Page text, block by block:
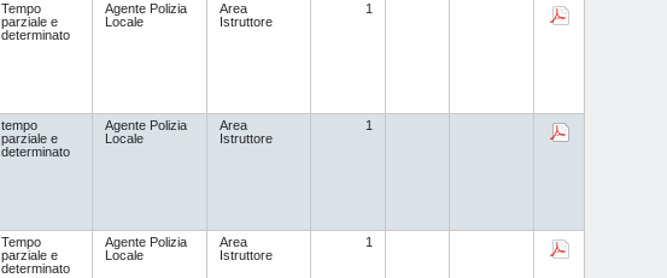
Tempo
parziale e
determinato
Agente Polizia
Locale
Area
Istruttore
1
tempo
parziale e
determinato
Agente Polizia
Locale
Area
Istruttore
1
Tempo
parziale e
determinato
Agente Polizia
Locale
Area
Istruttore
1